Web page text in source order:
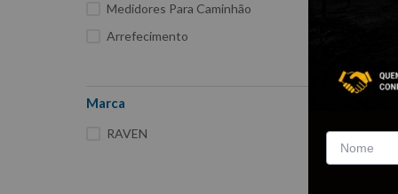
Medidores Para Caminhão
Arrefecimento
Marca
RAVEN